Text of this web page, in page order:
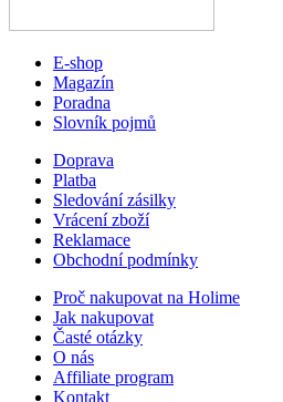
E-shop
Magazín
Poradna
Slovník pojmů
Doprava
Platba
Sledování zásilky
Vrácení zboží
Reklamace
Obchodní podmínky
Proč nakupovat na Holime
Jak nakupovat
Časté otázky
O nás
Affiliate program
Kontakt